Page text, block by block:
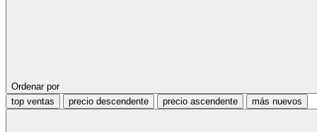
Ordenar por
top ventas
precio descendente precio ascendente más nuevos